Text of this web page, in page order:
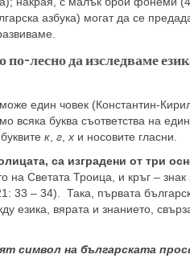
азбука) могат да се
лесно да изследваме
един човек (Константин-
всяка буква съответства на
к г х и носовите гласни.
са изградени от три
на Светата Троица, и кръг –
33 – 34). Така, първата
езика, вярата и знанието,
символ на българската